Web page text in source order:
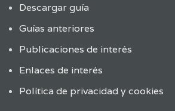
Descargar guía
Guías anteriores
Publicaciones de interés
Enlaces de interés
Política de privacidad y cookies